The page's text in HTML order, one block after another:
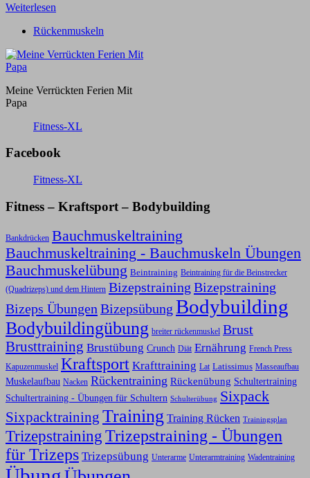
Weiterlesen
Rückenmuskeln
Meine Verrückten Ferien Mit
Papa
Fitness-XL
Facebook
Fitness-XL
Fitness – Kraftsport – Bodybuilding
Bankdrücken Bauchmuskeltraining
Bauchmuskeltraining - Bauchmuskeln Übungen
Bauchmuskelübung Beintraining Beintraining für die Beinstrecker
(Quadrizeps) und dem Hintern Bizepstraining Bizepstraining
Bizeps ÜbungenBizepsübung Bodybuilding
Bodybuildingübung breiter rückenmuskel Brust
Brusttraining Brustübung Crunch Diät Ernährung French Press
Kapuzenmuskel Kraftsport Krafttraining Lat Latissimus Masseaufbau
Muskelaufbau Nacken Rückentraining Rückenübung Schultertraining
Schultertraining - Übungen für Schultern Schulterübung Sixpack
Sixpacktraining Training Training Rücken Trainingsplan
TrizepstrainingTrizepstraining - Übungen
für Trizeps Trizepsübung Unterarme Unterarmtraining Wadentraining